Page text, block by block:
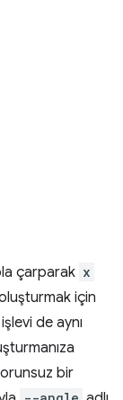
çarparak x
için
de aynı
bir